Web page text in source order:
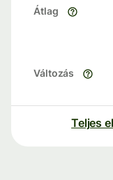
Átlag
Változás
Teljes